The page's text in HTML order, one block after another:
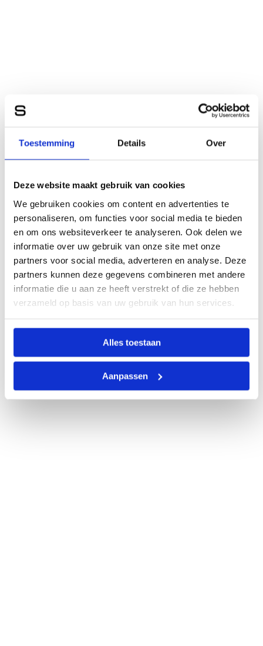
Toestemming Details Over
Deze website maakt gebruik van cookies
We gebruiken cookies om content en advertenties te
personaliseren, om functies voor social media te bieden
en om ons websiteverkeer te analyseren. Ook delen we
informatie over uw gebruik van onze site met onze
partners voor social media, adverteren en analyse. Deze
partners kunnen deze gegevens combineren met andere
informatie die u aan ze heeft verstrekt of die ze hebben
verzameld op basis van uw gebruik van hun services.
Alles toestaan
Aanpassen